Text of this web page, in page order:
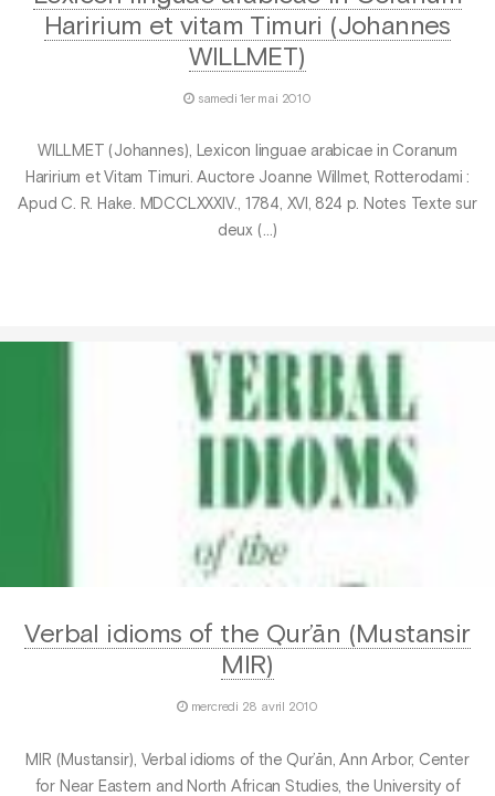
Haririum et vitam Timuri (Johannes
WILLMET)
samedi 1er mai 2010
WILLMET (Johannes), Lexicon linguae arabicae in Coranum
Haririum et Vitam Timuri. Auctore Joanne Willmet, Rotterodami :
Apud C. R. Hake. MDCCLXXXIV., 1784, XVI, 824 p. Notes Texte sur
deux (…)
Verbal idioms of the Qur’ān (Mustansir
MIR)
mercredi 28 avril 2010
MIR (Mustansir), Verbal idioms of the Qur’ān, Ann Arbor, Center
for Near Eastern and North African Studies, the University of